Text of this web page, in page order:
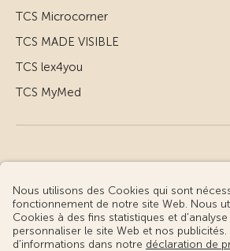
TCS Microcorner
TCS MADE VISIBLE
TCS lex4you
TCS MyMed